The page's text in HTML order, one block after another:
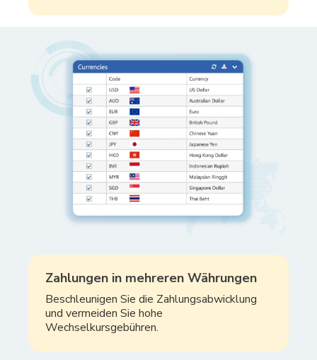
Zahlungen in mehreren Währungen
Beschleunigen Sie die Zahlungsabwicklung
und vermeiden Sie hohe
Wechselkursgebühren.